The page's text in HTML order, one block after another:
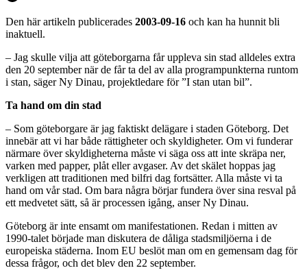
Den här artikeln publicerades 2003-09-16 och kan ha hunnit bli
inaktuell.
– Jag skulle vilja att göteborgarna får uppleva sin stad alldeles extra
den 20 september när de får ta del av alla programpunkterna runtom
i stan, säger Ny Dinau, projektledare för ”I stan utan bil”.
Ta hand om din stad
– Som göteborgare är jag faktiskt delägare i staden Göteborg. Det
innebär att vi har både rättigheter och skyldigheter. Om vi funderar
närmare över skyldigheterna måste vi säga oss att inte skräpa ner,
varken med papper, plåt eller avgaser. Av det skälet hoppas jag
verkligen att traditionen med bilfri dag fortsätter. Alla måste vi ta
hand om vår stad. Om bara några börjar fundera över sina resval på
ett medvetet sätt, så är processen igång, anser Ny Dinau.
Göteborg är inte ensamt om manifestationen. Redan i mitten av
1990-talet började man diskutera de dåliga stadsmiljöerna i de
europeiska städerna. Inom EU beslöt man om en gemensam dag för
dessa frågor, och det blev den 22 september.